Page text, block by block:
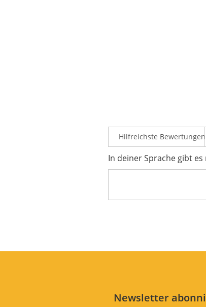
In deiner Sprache gibt
Newsletter